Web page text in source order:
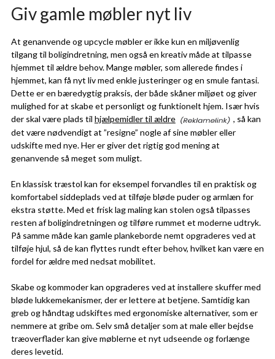
Giv gamle møbler nyt liv
At genanvende og upcycle møbler er ikke kun en miljøvenlig
tilgang til boligindretning, men også en kreativ måde at tilpasse
hjemmet til ældre behov. Mange møbler, som allerede findes i
hjemmet, kan få nyt liv med enkle justeringer og en smule fantasi.
Dette er en bæredygtig praksis, der både skåner miljøet og giver
mulighed for at skabe et personligt og funktionelt hjem. Især hvis
der skal være plads til hjælpemidler til ældre
, så kan
det være nødvendigt at ”resigne” nogle af sine møbler eller
udskifte med nye. Her er giver det rigtig god mening at
genanvende så meget som muligt.
En klassisk træstol kan for eksempel forvandles til en praktisk og
komfortabel siddeplads ved at tilføje bløde puder og armlæn for
ekstra støtte. Med et frisk lag maling kan stolen også tilpasses
resten af boligindretningen og tilføre rummet et moderne udtryk.
På samme måde kan gamle plankeborde nemt opgraderes ved at
tilføje hjul, så de kan flyttes rundt efter behov, hvilket kan være en
fordel for ældre med nedsat mobilitet.
Skabe og kommoder kan opgraderes ved at installere skuffer med
bløde lukkemekanismer, der er lettere at betjene. Samtidig kan
greb og håndtag udskiftes med ergonomiske alternativer, som er
nemmere at gribe om. Selv små detaljer som at male eller bejdse
træoverflader kan give møblerne et nyt udseende og forlænge
deres levetid.